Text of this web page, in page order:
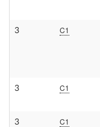
3 C1
3 C1
3 C1